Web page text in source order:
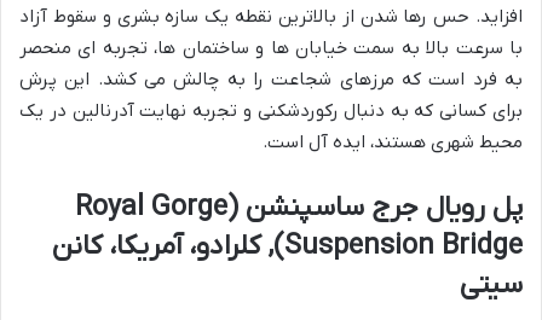
افزاید. حس رها شدن از بالاترین نقطه یک سازه بشری و سقوط آزاد
با سرعت بالا به سمت خیابان ها و ساختمان ها، تجربه ای منحصر
به فرد است که مرزهای شجاعت را به چالش می کشد. این پرش
برای کسانی که به دنبال رکوردشکنی و تجربه نهایت آدرنالین در یک
محیط شهری هستند، ایده آل است.
پل رویال جرج ساسپنشن (Royal Gorge
Suspension Bridge), کلرادو، آمریکا، کانن
سیتی